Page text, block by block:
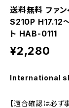
送料無料 ファ
S210P H17.12
ト HAB-0111
¥2,280
International
【適合確認は必ず